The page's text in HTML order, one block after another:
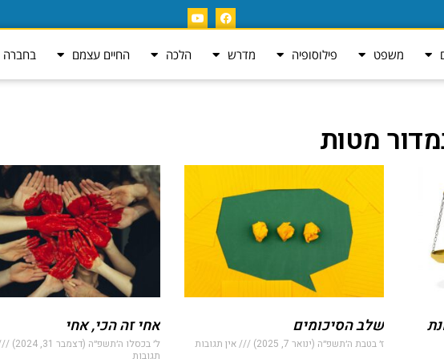
משפט פילוסופיה מדרש הלכה החיים עצמם בחברה
מטות
שלב הסיכומים
ז׳ בטבת ה׳תשפ״ה (ינואר 7, 2025) אין תגובות
אחי זה הכי, אחי
ל׳ בכסלו ה׳תשפ״ה (דצמבר 31, 2024)
תגובות